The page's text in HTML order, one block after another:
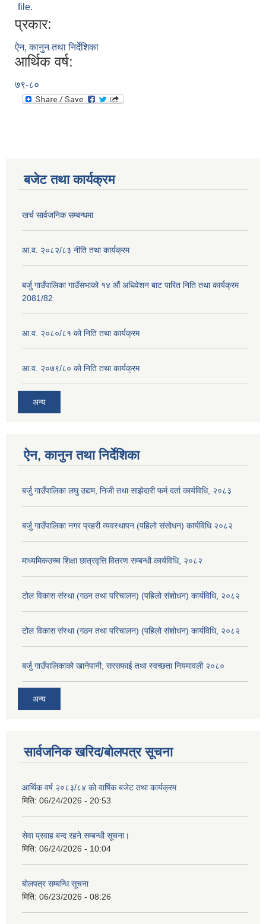
file.
प्रकार:
ऐन, कानुन तथा निर्देशिका
आर्थिक वर्ष:
७९-८०
बजेट तथा कार्यक्रम
खर्च सार्वजनिक सम्बन्धमा
आ.व. २०८२/८३ नीति तथा कार्यक्रम
बर्जु गाउँपालिका गाउँसभाको १४ औं अधिवेशन बाट पारित निति तथा कार्यक्रम
2081/82
आ.व. २०८०/८१ को निति तथा कार्यक्रम
आ.व. २०७९/८० को निति तथा कार्यक्रम
अन्य
ऐन, कानुन तथा निर्देशिका
बर्जु गाउँपालिका लघु उद्यम, निजी तथा साझेदारी फर्म दर्ता कार्यविधि, २०८३
बर्जु गाउँपालिका नगर प्रहरी व्यवस्थापन (पहिलो संसोधन) कार्यविधि २०८२
माध्यमिकउच्च शिक्षा छात्रवृत्ति वितरण सम्बन्धी कार्यविधि, २०८२
टोल विकास संस्था (गठन तथा परिचालन) (पहिलो संशोधन) कार्यविधि, २०८२
टोल विकास संस्था (गठन तथा परिचालन) (पहिलो संशोधन) कार्यविधि, २०८२
बर्जु गाउँपालिकाको खानेपानी, सरसफाई तथा स्वच्छता नियमावली २०८०
अन्य
सार्वजनिक खरिद/बोलपत्र सूचना
आर्थिक वर्ष २०८३/८४ को वार्षिक बजेट तथा कार्यक्रम
मिति: 06/24/2026 - 20:53
सेवा प्रवाह बन्द रहने सम्बन्धी सूचना।
मिति: 06/24/2026 - 10:04
बोलपत्र सम्बन्धि सूचना
मिति: 06/23/2026 - 08:26